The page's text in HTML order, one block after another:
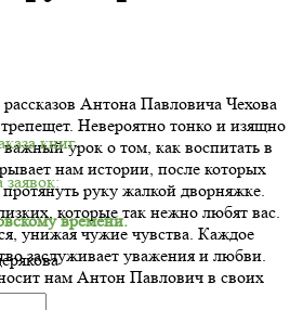
книг.
времени.
Антона Павловича Чехова
Невероятно тонко и изящно
урок о том, как воспитать в
нам истории, после которых
руку жалкой дворняжке.
которые так нежно любят вас.
унижая чужие чувства. Каждое
заслуживает уважения и любви.
нам Антон Павлович в своих